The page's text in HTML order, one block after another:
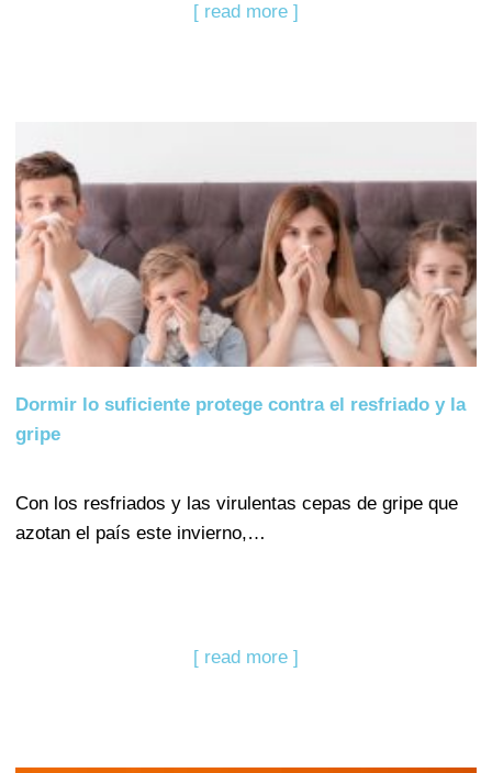
[ read more ]
Dormir lo suficiente protege contra el resfriado y la
gripe
Con los resfriados y las virulentas cepas de gripe que
azotan el país este invierno,…
[ read more ]